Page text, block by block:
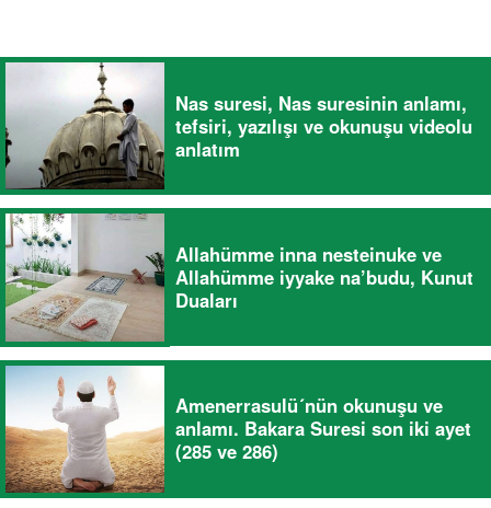
Nas suresi, Nas suresinin anlamı,
tefsiri, yazılışı ve okunuşu videolu
anlatım
Allahümme inna nesteinuke ve
Allahümme iyyake na’budu, Kunut
Duaları
Amenerrasulü´nün okunuşu ve
anlamı. Bakara Suresi son iki ayet
(285 ve 286)